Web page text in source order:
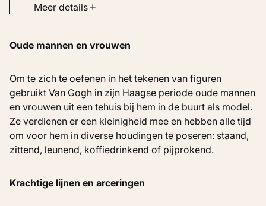
Soort werk
Inventarisnummer
Meer details
Oude mannen en vrouwen
Om te zich te oefenen in het tekenen van figuren
gebruikt Van Gogh in zijn Haagse periode oude mannen
en vrouwen uit een tehuis bij hem in de buurt als model.
Ze verdienen er een kleinigheid mee en hebben alle tijd
om voor hem in diverse houdingen te poseren: staand,
zittend, leunend, koffiedrinkend of pijprokend.
Krachtige lijnen en arceringen